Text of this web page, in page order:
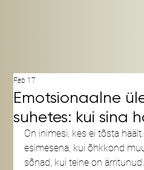
Emotsionaalne
suhetes: kui sina
Feb 17
On inimesi, kes ei tõsta
esimesena, kui õhkkond
sõnad, kui teine on